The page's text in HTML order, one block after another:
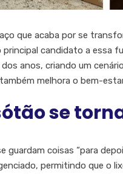
que acaba por se
candidato a essa
anos, criando um
melhora o bem-
se
guardam coisas “para
permitindo que o